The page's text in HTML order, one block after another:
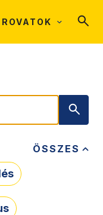
ROVATOK
ÖSSZES